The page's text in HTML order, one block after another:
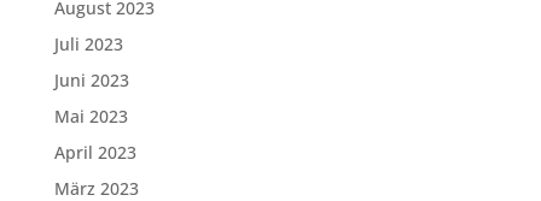
August 2023
Juli 2023
Juni 2023
Mai 2023
April 2023
März 2023